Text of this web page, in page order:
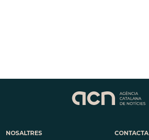
NOSALTRES
CONTACTA